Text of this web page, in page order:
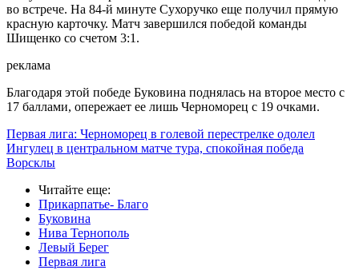
во встрече. На 84-й минуте Сухоручко еще получил прямую
красную карточку. Матч завершился победой команды
Шищенко со счетом 3:1.
реклама
Благодаря этой победе Буковина поднялась на второе место с
17 баллами, опережает ее лишь Черноморец с 19 очками.
Первая лига: Черноморец в голевой перестрелке одолел
Ингулец в центральном матче тура, спокойная победа
Ворсклы
Читайте еще:
Прикарпатье- Благо
Буковина
Нива Тернополь
Левый Берег
Первая лига